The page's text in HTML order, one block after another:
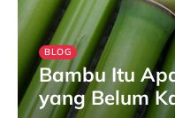
BLOG
Bambu Itu
yang Belum